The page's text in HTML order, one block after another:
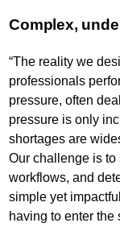
Complex,
“The reality we
professionals
pressure, often
pressure is only
shortages are
Our challenge is
workflows, and
simple yet
having to enter